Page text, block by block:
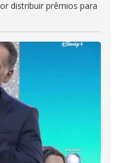
distribuir prêmios para